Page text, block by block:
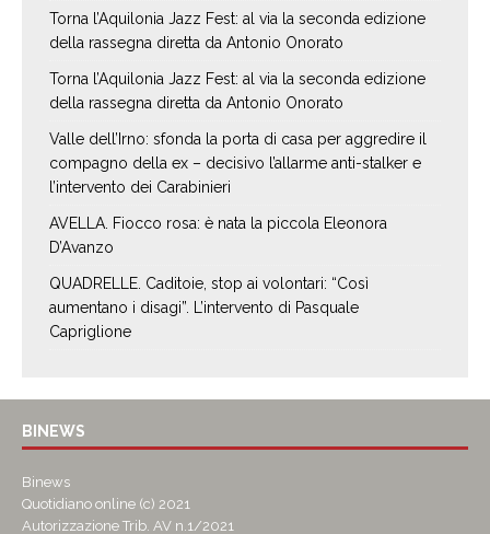
Torna l’Aquilonia Jazz Fest: al via la seconda edizione
della rassegna diretta da Antonio Onorato
Torna l’Aquilonia Jazz Fest: al via la seconda edizione
della rassegna diretta da Antonio Onorato
Valle dell’Irno: sfonda la porta di casa per aggredire il
compagno della ex – decisivo l’allarme anti-stalker e
l’intervento dei Carabinieri
AVELLA. Fiocco rosa: è nata la piccola Eleonora
D’Avanzo
QUADRELLE. Caditoie, stop ai volontari: “Così
aumentano i disagi”. L’intervento di Pasquale
Capriglione
BINEWS
Binews
Quotidiano online (c) 2021
Autorizzazione Trib. AV n.1/2021